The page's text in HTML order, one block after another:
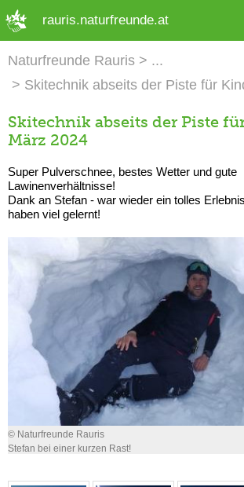
rauris.naturfreunde.at
Naturfreunde Rauris
Skitechnik abseits der Piste für
Skitechnik abseits der Piste
März 2024
Super Pulverschnee, bestes Wetter und gute
Lawinenverhältnisse!
Dank an Stefan - war wieder ein tolles
haben viel gelernt!
© Naturfreunde Rauris
Stefan bei einer kurzen Rast!